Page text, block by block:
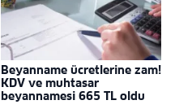
Beyanname ücretlerine zam!
KDV ve muhtasar
beyannamesi 665 TL oldu